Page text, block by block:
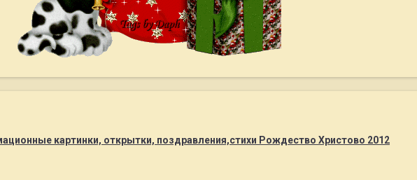
картинки, открытки, поздравления,стихи Рождество Христово 2012